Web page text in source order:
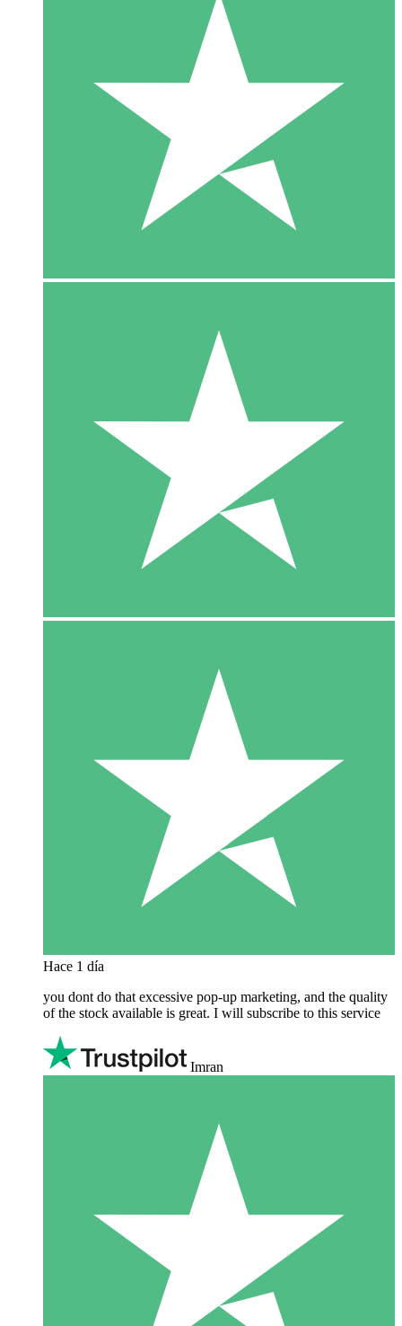
Hace 1 día
you dont do that excessive pop-up marketing, and the quality
of the stock available is great. I will subscribe to this service
Imran